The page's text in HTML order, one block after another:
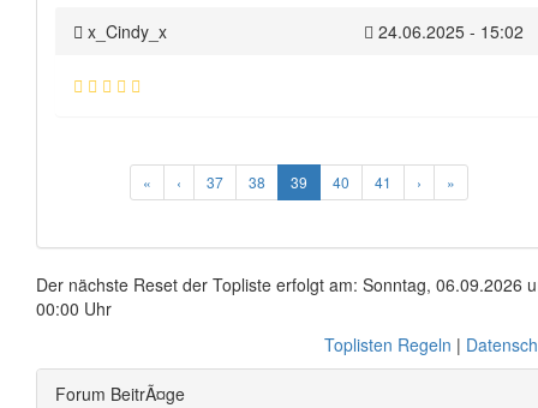
x_Cindy_x 24.06.2025 - 15:02
« ‹ 37 38 39 40 41 › »
Der nächste Reset der Topliste erfolgt am: Sonntag, 06.09.2026
00:00 Uhr
Toplisten Regeln |
Forum BeitrÃ¤ge